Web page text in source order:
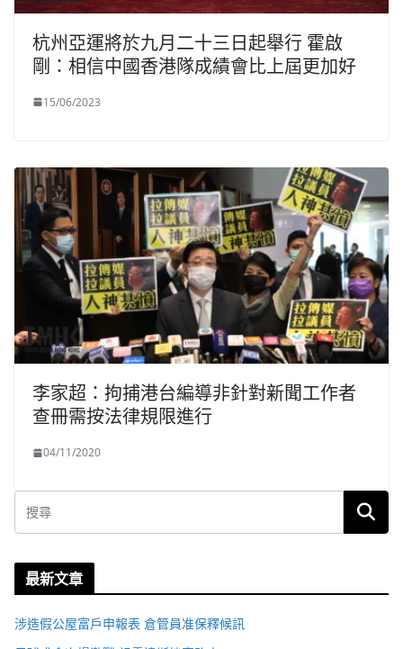
杭州亞運將於九月二十三日起舉行 霍啟
剛：相信中國香港隊成績會比上屆更加好
15/06/2023
李家超：拘捕港台編導非針對新聞工作者
查冊需按法律規限進行
04/11/2020
最新文章
涉造假公屋富戶申報表 倉管員准保釋候訊